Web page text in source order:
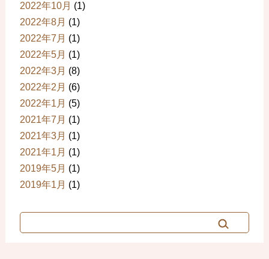
2022年10月 (1)
2022年8月 (1)
2022年7月 (1)
2022年5月 (1)
2022年3月 (8)
2022年2月 (6)
2022年1月 (5)
2021年7月 (1)
2021年3月 (1)
2021年1月 (1)
2019年5月 (1)
2019年1月 (1)